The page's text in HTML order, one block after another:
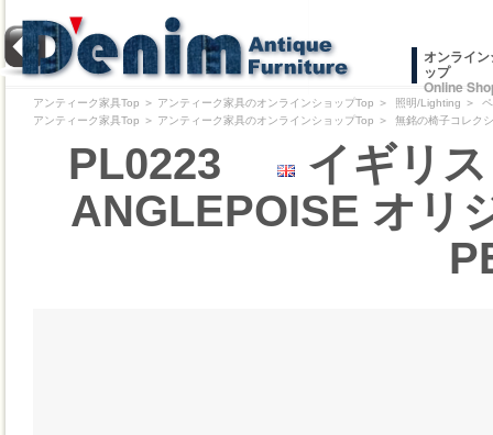
オンライ
ップ
Online
アンティーク家具Top ＞ アンティーク家具のオンラインショップTop ＞ 照明/Lighting ＞
アンティーク家具Top ＞ アンティーク家具のオンラインショップTop ＞ 無銘の椅子コレク
PL0223
イギリ
ANGLEPOISE オリ